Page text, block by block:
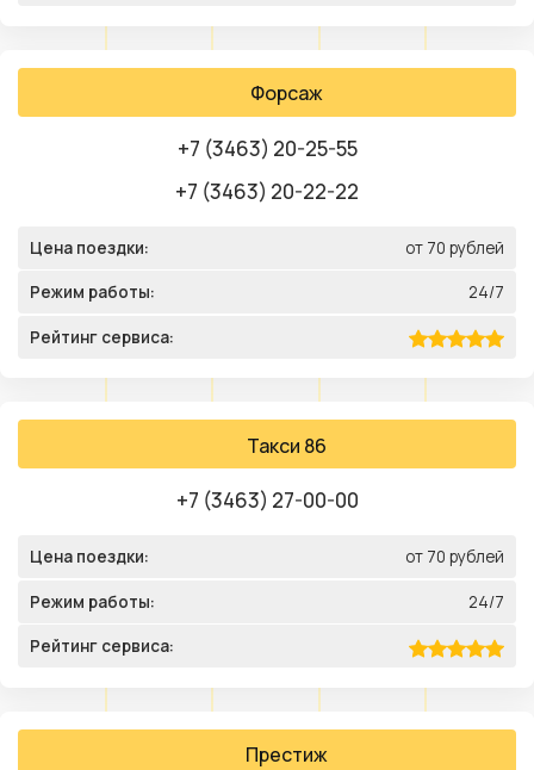
Форсаж
+7 (3463) 20-25-55
+7 (3463) 20-22-22
Цена поездки: от 70 рублей
Режим работы: 24/7
Рейтинг сервиса:
Такси 86
+7 (3463) 27-00-00
Цена поездки: от 70 рублей
Режим работы: 24/7
Рейтинг сервиса:
Престиж